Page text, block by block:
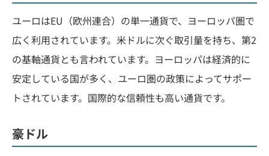
ユーロはEU（欧州連合）の単一通貨で、ヨーロッパ圏で
広く利用されています。米ドルに次ぐ取引量を持ち、第2
の基軸通貨とも言われています。ヨーロッパは経済的に
安定している国が多く、ユーロ圏の政策によってサポー
トされています。国際的な信頼性も高い通貨です。
豪ドル